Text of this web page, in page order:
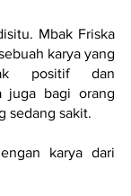
Mbak Friska
karya yang
positif dan
juga bagi orang
sedang sakit.
karya dari